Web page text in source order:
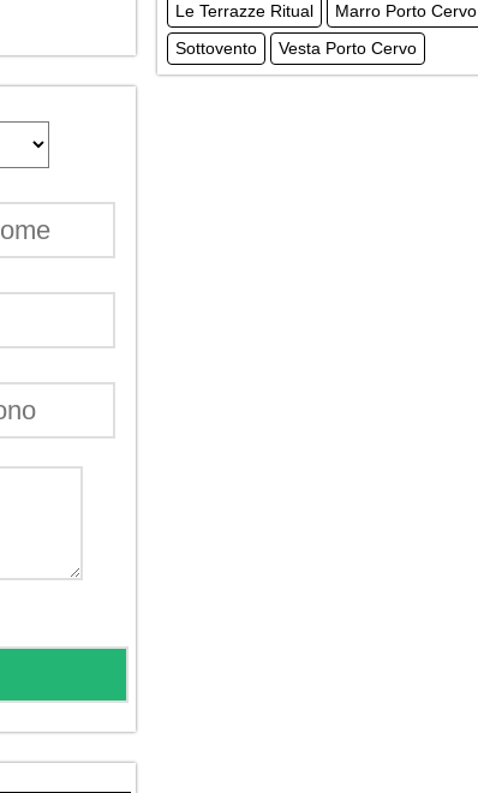
Le Terrazze Ritual
Marro Porto Cervo
Sottovento
Vesta Porto Cervo